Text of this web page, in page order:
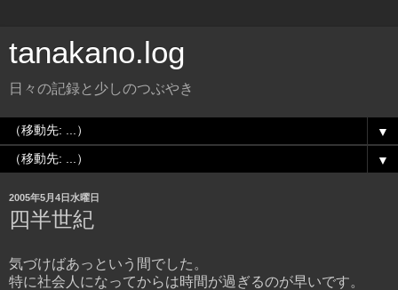
tanakano.log
日々の記録と少しのつぶやき
▼
▼
2005年5月4日水曜日
四半世紀
気づけばあっという間でした。
特に社会人になってからは時間が過ぎるのが早いです。